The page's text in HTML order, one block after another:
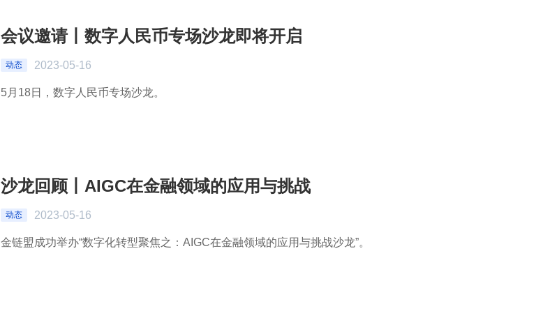
会议邀请丨数字人民币专场沙龙即将开启
动态 2023-05-16
5月18日，数字人民币专场沙龙。
沙龙回顾丨AIGC在金融领域的应用与挑战
动态 2023-05-16
金链盟成功举办“数字化转型聚焦之：AIGC在金融领域的应用与挑战沙龙”。